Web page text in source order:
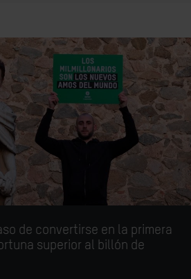
de convertirse en la primera
superior al billón de